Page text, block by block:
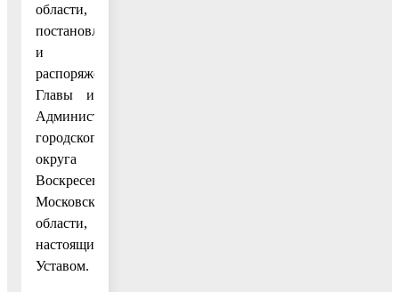
области,
постановлениями
и
распоряжениями
Главы и
Администрации
городского
округа
Воскресенск
Московской
области,
настоящим
Уставом.